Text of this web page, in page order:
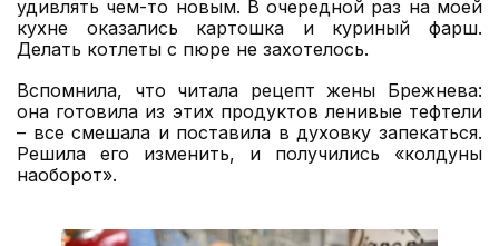
удивлять чем-то новым. В очередной раз на моей
кухне оказались картошка и куриный фарш.
Делать котлеты с пюре не захотелось.
Вспомнила, что читала рецепт жены Брежнева:
она готовила из этих продуктов ленивые тефтели
– все смешала и поставила в духовку запекаться.
Решила его изменить, и получились «колдуны
наоборот».